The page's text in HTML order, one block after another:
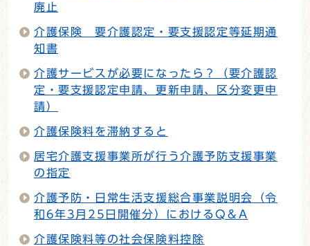
廃止
介護保険 要介護認定・要支援認定等延期通
知書
介護サービスが必要になったら？（要介護認
定・要支援認定申請、更新申請、区分変更申
請）
介護保険料を滞納すると
居宅介護支援事業所が行う介護予防支援事業
の指定
介護予防・日常生活支援総合事業説明会（令
和6年3月25日開催分）におけるQ＆A
介護保険料等の社会保険料控除